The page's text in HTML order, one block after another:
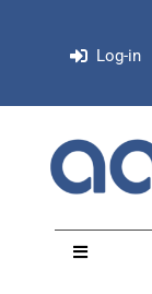
Log-in
Toggle